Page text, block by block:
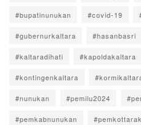
#bupatinunukan #covid-19
#gubernurkaltara #hasanbasri
#kaltaradihati #kapoldakaltara
#kontingenkaltara
#nunukan #pemilu2024
#pemkabnunukan